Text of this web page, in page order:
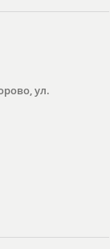
ул.